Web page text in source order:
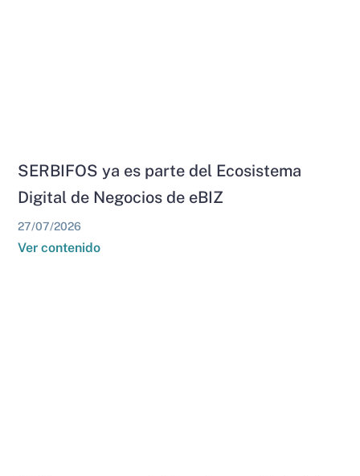
SERBIFOS ya es parte del Ecosistema
Digital de Negocios de eBIZ
27/07/2026
Ver contenido